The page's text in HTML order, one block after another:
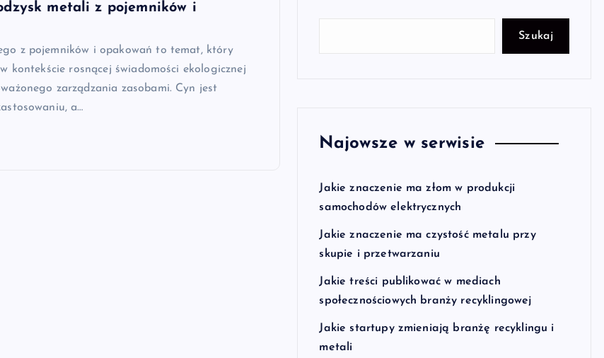
metali z pojemników i
z pojemników i opakowań to temat, który
kontekście rosnącej świadomości ekologicznej
zarządzania zasobami. Cyn jest
a…
Szukaj
Najowsze w serwisie
Jakie znaczenie ma złom w produkcji
samochodów elektrycznych
Jakie znaczenie ma czystość metalu przy
skupie i przetwarzaniu
Jakie treści publikować w mediach
społecznościowych branży recyklingowej
Jakie startupy zmieniają branżę recyklingu i
metali